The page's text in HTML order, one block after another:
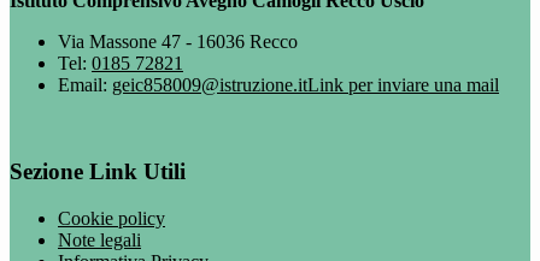
Via Massone 47 - 16036 Recco
Tel: 0185 72821
Email: geic858009@istruzione.itLink per inviare una mail
Sezione Link Utili
Cookie policy
Note legali